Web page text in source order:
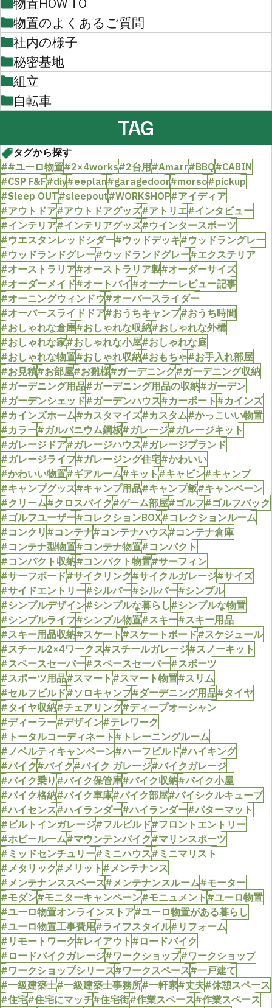
物置のよくあるご質問
社内の様子
秘密基地
組立
自転車
TAG
タグから探す
##ユーロ物置#2×4works#2台用#Amarr#BBQ#CABIN
#CSP F&F#diy#eeplan#garagedoor#morso#pickup
#Sleep OUT#sleepout#WORKSHOP#アイディア
#アウトドア#アウトドアグッズ#アトリエ#インタビュー
#インテリア#インテリアグッズ#ウインタースポーツ
#ウエスタンレッドシダー#ウッドデッキ#ウッドラングレー
#ウッドランドグレー#ウッドランドグレー#エクステリア
#オーストラリア#オーストラリア製#オーダーサイズ
#オーダーメイド#オートバイ#オーナーレビュー記事
#オーニングウィンドウ#オーバースライダー
#オーバースライドドア#おうちキャンプ#おうち時間
#おしゃれな倉庫#おしゃれな収納#おしゃれな外構
#おしゃれな家#おしゃれな小屋#おしゃれな庭
#おしゃれな物置#おしゃれ収納#おもちゃ#お手入れ部屋
#お見積#お部屋#お雛様#ガーデニング#ガーデニング収納
#ガーデニング用品#ガーデニング用品の収納#ガーデン
#ガーデンシェッド#ガーデンハウス#カーポート#カインズ
#カインズホーム#カスタマイズ#カスタム#かっこいい物置
#カラー#ガルバニウム鋼板#ガレージ#ガレージキット
#ガレージドア#ガレージハウス#ガレージブランド
#ガレージライフ#ガレージング住宅#かわいい
#かわいい物置#ギアルーム#キット#キャビン#キャンプ
#キャンプグッズ#キャンプ用品#キャンプ飯#キャンペーン
#クリーム#クロスバイク#ゲーム部屋#ゴルフ#ゴルフバック
#ゴルフユーザー#コレクションBOX#コレクションルーム
#コンクリ#コンテナ#コンテナハウス#コンテナ倉庫
#コンテナ型物置#コンテナ物置#コンパクト
#コンパクト収納#コンパクト物置#サーフィン
#サーフボード#サイクリング#サイクルガレージ#サイズ
#サイドエントリー#シルバー#シルバー#シンプル
#シンプルデザイン#シンプルな暮らし#シンプルな物置
#シンプルライフ#シンプル物置#スキー#スキー用品
#スキー用品収納#スケート#スケートボード#スケジュール
#スチール2×4ワークス#スチールガレージ#スノーキット
#スペースセーバー#スペースセーバー#スポーツ
#スポーツ用品#スマート#スマート物置#スリム
#セルフビルド#ソロキャンプ#ダーデニング用品#タイヤ
#タイヤ収納#チェアリング#ディープオーシャン
#ディーラー#デザイン#テレワーク
#トータルコーディネート#トレーニングルーム
#ノベルティキャンペーン#ハーフビルド#ハイキング
#バイク#バイク#バイク ガレージ#バイクガレージ
#バイク乗り#バイク保管庫#バイク収納#バイク小屋
#バイク格納#バイク車庫#バイク部屋#バイシクルキューブ
#ハイセンス#ハイランダー#ハイランダー#パターマット
#ビルトインガレージ#フルビルド#フロントエントリー
#ホビールーム#マウンテンバイク#マリンスポーツ
#ミッドセンチュリー#ミニハウス#ミニマリスト
#メタリック#メリット#メンテナンス
#メンテナンススペース#メンテナンスルーム#モーター
#モダン#モニターキャンペーン#モニュメント#ユーロ物置
#ユーロ物置オンラインストア#ユーロ物置がある暮らし
#ユーロ物置工事費用#ライフスタイル#リフォーム
#リモートワーク#レイアウト#ロードバイク
#ロードバイクガレージ#ワークショップ#ワークショップ
#ワークショップシリーズ#ワークスペース#一戸建て
#一級建築士#一級建築士事務所#一軒家#丈夫#休憩スペース
#住宅#住宅にマッチ#住宅街#作業スペース#作業スペース